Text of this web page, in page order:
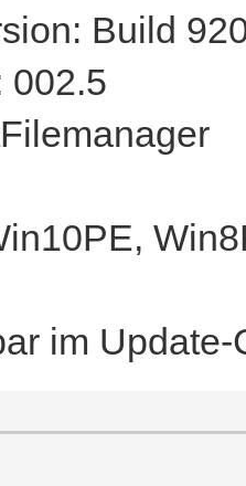
Build
002.5
im Update-